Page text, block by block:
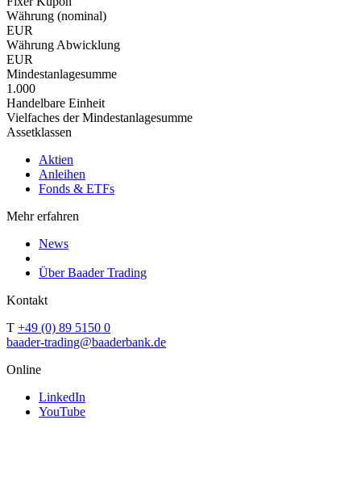
Währung (nominal)
EUR
Währung Abwicklung
EUR
Mindestanlagesumme
1.000
Handelbare Einheit
Vielfaches der Mindestanlagesumme
Assetklassen
Aktien
Anleihen
Fonds & ETFs
Mehr erfahren
News
Über Baader Trading
Kontakt
T +49 (0) 89 5150 0
baader-trading@baaderbank.de
Online
LinkedIn
YouTube